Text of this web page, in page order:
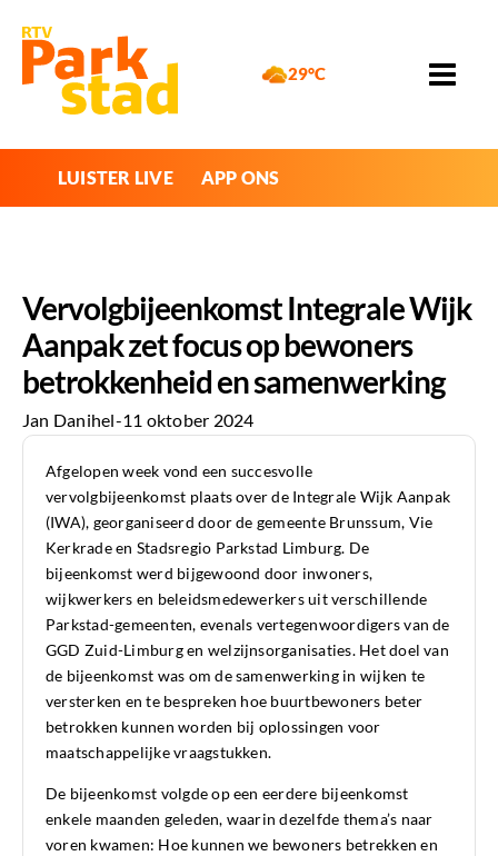
29°C
LUISTER LIVE APP ONS
Vervolgbijeenkomst Integrale Wijk
Aanpak zet focus op bewoners
betrokkenheid en samenwerking
Jan Danihel-11 oktober 2024
Afgelopen week vond een succesvolle
vervolgbijeenkomst plaats over de Integrale Wijk Aanpak
(IWA), georganiseerd door de gemeente Brunssum, Vie
Kerkrade en Stadsregio Parkstad Limburg. De
bijeenkomst werd bijgewoond door inwoners,
wijkwerkers en beleidsmedewerkers uit verschillende
Parkstad-gemeenten, evenals vertegenwoordigers van de
GGD Zuid-Limburg en welzijnsorganisaties. Het doel van
de bijeenkomst was om de samenwerking in wijken te
versterken en te bespreken hoe buurtbewoners beter
betrokken kunnen worden bij oplossingen voor
maatschappelijke vraagstukken.
De bijeenkomst volgde op een eerdere bijeenkomst
enkele maanden geleden, waarin dezelfde thema’s naar
voren kwamen: Hoe kunnen we bewoners betrekken en